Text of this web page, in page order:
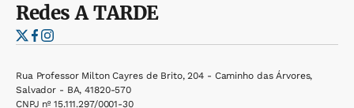
RedesA TARDE
Rua Professor Milton Cayres de Brito, 204 - Caminho das Árvores,
Salvador - BA, 41820-570
CNPJ nº 15.111.297/0001-30